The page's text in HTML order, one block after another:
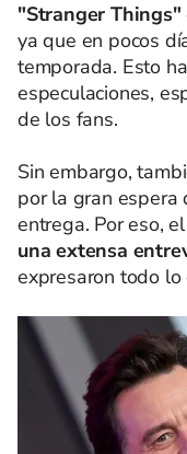
"Stranger Things"
ya que en pocos
temporada. Esto
especulaciones,
de los fans.
Sin embargo,
por la gran espera
entrega. Por eso,
una extensa
expresaron todo lo